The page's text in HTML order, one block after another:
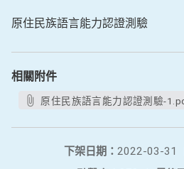
原住民族語言能力認證測驗
相關附件
原住民族語言能力認證測驗-
下架日期： 2022-03-31